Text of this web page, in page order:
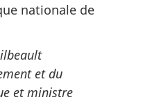
nationale de
et du
et ministre